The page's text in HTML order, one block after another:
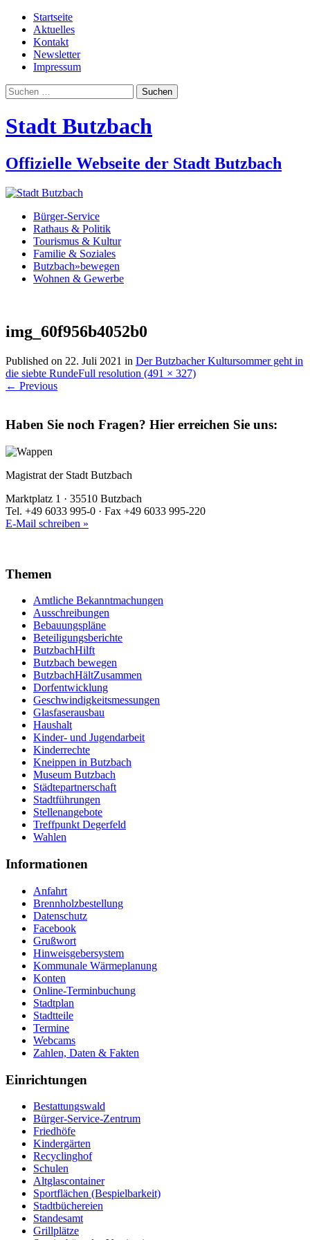
Startseite
Aktuelles
Kontakt
Newsletter
Impressum
Suchen
nach:
Stadt Butzbach
Offizielle Webseite der Stadt Butzbach
Bürger-Service
Rathaus & Politik
Tourismus & Kultur
Familie & Soziales
Butzbach»bewegen
Wohnen & Gewerbe
img_60f956b4052b0
Published on 22. Juli 2021 in Der Butzbacher Kultursommer geht in
die siebte RundeFull resolution (491 × 327)
← Previous
Haben Sie noch Fragen? Hier erreichen Sie uns:
Magistrat der Stadt Butzbach
Marktplatz 1 · 35510 Butzbach
Tel. +49 6033 995-0 · Fax +49 6033 995-220
E-Mail schreiben »
Themen
Amtliche Bekanntmachungen
Ausschreibungen
Bebauungspläne
Beteiligungsberichte
ButzbachHilft
Butzbach bewegen
ButzbachHältZusammen
Dorfentwicklung
Geschwindigkeitsmessungen
Glasfaserausbau
Haushalt
Kinder- und Jugendarbeit
Kinderrechte
Kneippen in Butzbach
Museum Butzbach
Städtepartnerschaft
Stadtführungen
Stellenangebote
Treffpunkt Degerfeld
Wahlen
Informationen
Anfahrt
Brennholzbestellung
Datenschutz
Facebook
Grußwort
Hinweisgebersystem
Kommunale Wärmeplanung
Konten
Online-Terminbuchung
Stadtplan
Stadtteile
Termine
Webcams
Zahlen, Daten & Fakten
Einrichtungen
Bestattungswald
Bürger-Service-Zentrum
Friedhöfe
Kindergärten
Recyclinghof
Schulen
Altglascontainer
Sportflächen (Bespielbarkeit)
Stadtbüchereien
Standesamt
Grillplätze